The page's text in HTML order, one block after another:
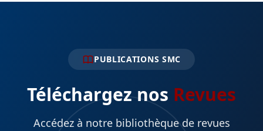
PUBLICATIONS SMC
Téléchargez nos Revues
Accédez à notre bibliothèque de revues